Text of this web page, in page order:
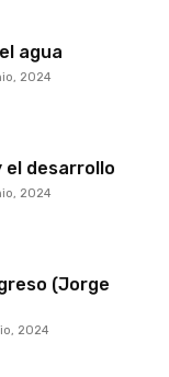
agua
2024
el desarrollo
2024
(Jorge
2024